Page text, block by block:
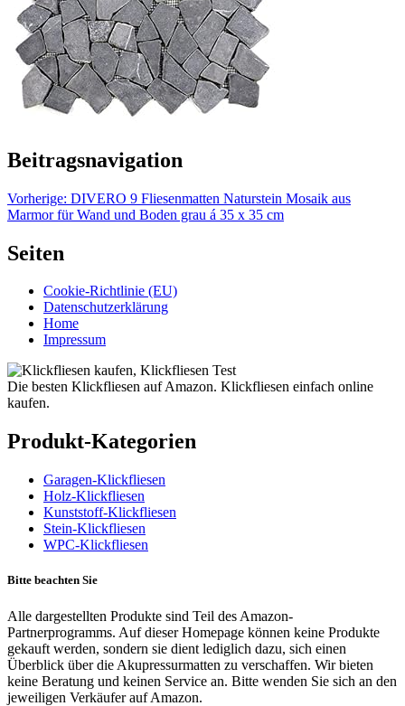
Beitragsnavigation
Vorherige: DIVERO 9 Fliesenmatten Naturstein Mosaik aus
Marmor für Wand und Boden grau á 35 x 35 cm
Seiten
Cookie-Richtlinie (EU)
Datenschutzerklärung
Home
Impressum
Die besten Klickfliesen auf Amazon. Klickfliesen einfach online
kaufen.
Produkt-Kategorien
Garagen-Klickfliesen
Holz-Klickfliesen
Kunststoff-Klickfliesen
Stein-Klickfliesen
WPC-Klickfliesen
Bitte beachten Sie
Alle dargestellten Produkte sind Teil des Amazon-
Partnerprogramms. Auf dieser Homepage können keine Produkte
gekauft werden, sondern sie dient lediglich dazu, sich einen
Überblick über die Akupressurmatten zu verschaffen. Wir bieten
keine Beratung und keinen Service an. Bitte wenden Sie sich an den
jeweiligen Verkäufer auf Amazon.